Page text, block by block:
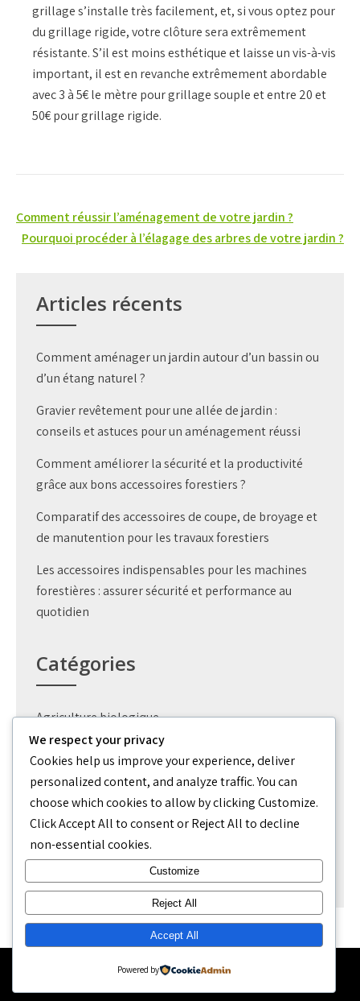
grillage s’installe très facilement, et, si vous optez pour
du grillage rigide, votre clôture sera extrêmement
résistante. S’il est moins esthétique et laisse un vis-à-vis
important, il est en revanche extrêmement abordable
avec 3 à 5€ le mètre pour grillage souple et entre 20 et
50€ pour grillage rigide.
Navigation
de
Comment réussir l’aménagement de votre jardin ?
Pourquoi procéder à l’élagage des arbres de votre jardin ?
Articles récents
Comment aménager un jardin autour d’un bassin ou
d’un étang naturel ?
Gravier revêtement pour une allée de jardin :
conseils et astuces pour un aménagement réussi
Comment améliorer la sécurité et la productivité
grâce aux bons accessoires forestiers ?
Comparatif des accessoires de coupe, de broyage et
de manutention pour les travaux forestiers
Les accessoires indispensables pour les machines
forestières : assurer sécurité et performance au
quotidien
Catégories
Agriculture biologique
Création jardin
Outils
Uncategorized
Culturia. All Rights Reserved Theme by Grace Themes
We respect your privacy
Cookies help us improve your experience, deliver
personalized content, and analyze traffic. You can
choose which cookies to allow by clickingCustomize.
ClickAccept Allto consent orReject Allto decline
non-essential cookies.
Customize
Reject All
Accept All
Powered by